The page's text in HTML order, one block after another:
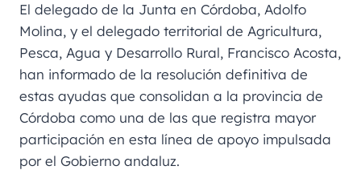
El delegado de la Junta en Córdoba, Adolfo
Molina, y el delegado territorial de Agricultura,
Pesca, Agua y Desarrollo Rural, Francisco Acosta,
han informado de la resolución definitiva de
estas ayudas que consolidan a la provincia de
Córdoba como una de las que registra mayor
participación en esta línea de apoyo impulsada
por el Gobierno andaluz.